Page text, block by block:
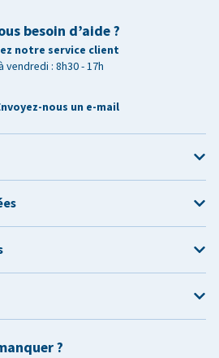
besoin d’aide ?
notre service client
vendredi : 8h30 - 17h
nous un e-mail
?